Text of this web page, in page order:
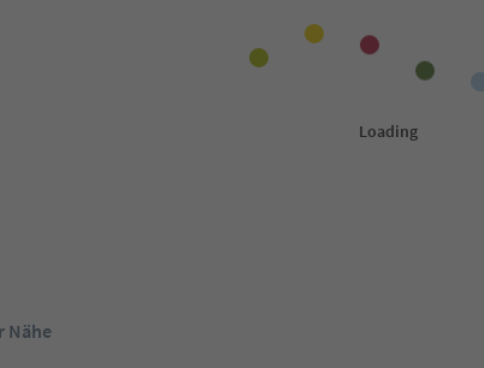
Nähe